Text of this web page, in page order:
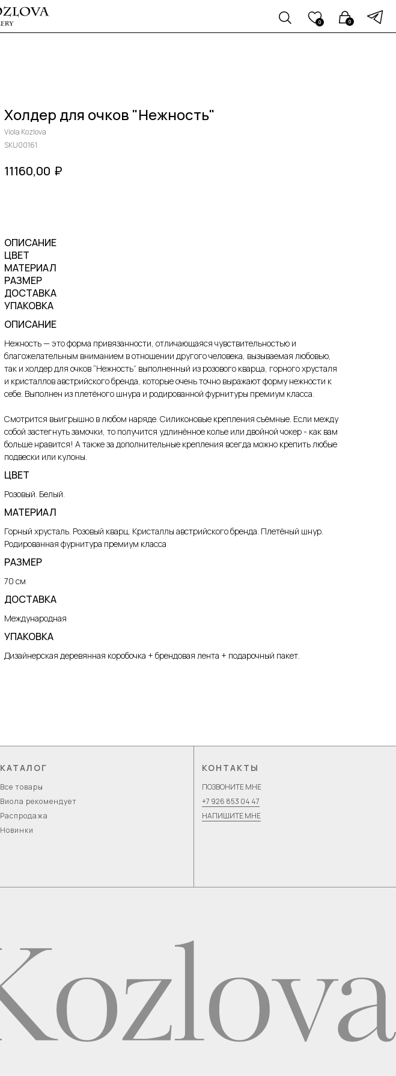
0
0
Холдер для очков "Нежность"
Viola Kozlova
SKU00161
11160,00 ₽
ОПИСАНИЕ
ЦВЕТ
МАТЕРИАЛ
РАЗМЕР
ДОСТАВКА
УПАКОВКА
ОПИСАНИЕ
Нежность — это форма привязанности, отличающаяся чувствительностью и
благожелательным вниманием в отношении другого человека, вызываемая любовью,
так и холдер для очков “Нежность” выполненный из розового кварца, горного хрусталя
и кристаллов австрийского бренда, которые очень точно выражают форму нежности к
себе. Выполнен из плетёного шнура и родированной фурнитуры премиум класса.
Смотрится выигрышно в любом наряде. Силиконовые крепления съёмные. Если между
собой застегнуть замочки, то получится удлинённое колье или двойной чокер - как вам
больше нравится! А также за дополнительные крепления всегда можно крепить любые
подвески или кулоны.
ЦВЕТ
Розовый. Белый.
МАТЕРИАЛ
Горный хрусталь. Розовый кварц. Кристаллы австрийского бренда. Плетёный шнур.
Родированная фурнитура премиум класса
РАЗМЕР
70 см
ДОСТАВКА
Международная
УПАКОВКА
Дизайнерская деревянная коробочка + брендовая лента + подарочный пакет.
КАТАЛОГ
ПОЗВОНИТЕ МНЕ
+7 926 853 04 47
НАПИШИТЕ МНЕ
КОНТАКТЫ
Все товары
Виола рекомендует
Распродажа
Новинки